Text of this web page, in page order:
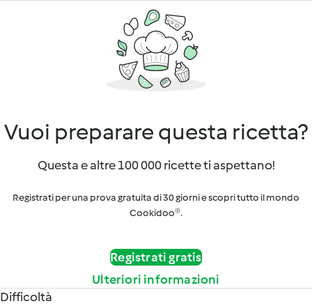
Vuoi preparare questa ricetta?
Questa e altre 100 000 ricette ti aspettano!
Registrati per una prova gratuita di 30 giorni e scopri tutto il mondo
Cookidoo®.
Registrati gratis
Ulteriori informazioni
Difficoltà